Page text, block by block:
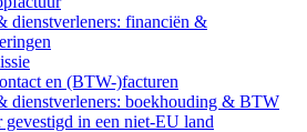
dienstverleners: financiën &
en (BTW-)facturen
dienstverleners: boekhouding & BTW
gevestigd in een niet-EU land